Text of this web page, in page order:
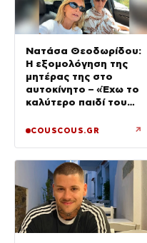
Νατάσα Θεοδωρίδου:
Η εξομολόγηση της
μητέρας της στο
αυτοκίνητο – «Έχω το
καλύτερο παιδί του
COUSCOUS.GR ↗